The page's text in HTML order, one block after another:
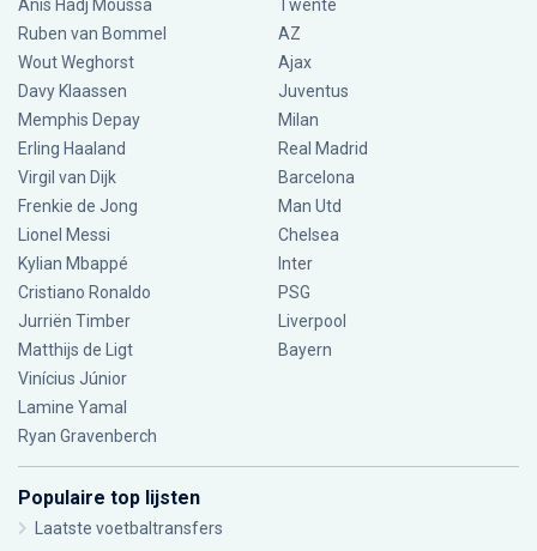
Anis Hadj Moussa
Ruben van Bommel
Wout Weghorst
Davy Klaassen
Memphis Depay
Erling Haaland
Virgil van Dijk
Frenkie de Jong
Lionel Messi
Kylian Mbappé
Cristiano Ronaldo
Jurriën Timber
Matthijs de Ligt
Vinícius Júnior
Lamine Yamal
Ryan Gravenberch
Twente
AZ
Ajax
Juventus
Milan
Real Madrid
Barcelona
Man Utd
Chelsea
Inter
PSG
Liverpool
Bayern
Populaire top lijsten
Laatste voetbaltransfers